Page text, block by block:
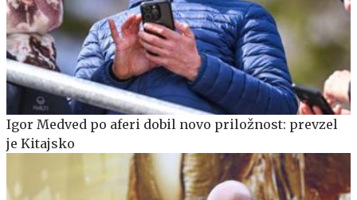
Igor Medved po aferi dobil novo priložnost: prevzel
je Kitajsko